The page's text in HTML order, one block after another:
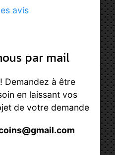
avis
par mail
Demandez à être
en laissant vos
de votre demande